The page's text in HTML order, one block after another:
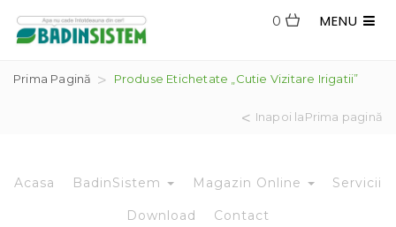
MENU
0
Prima Pagină Produse Etichetate „cutie Vizitare Irigatii”
Inapoi laPrima pagină
Acasa BadinSistem Magazin Online Servicii
Download Contact